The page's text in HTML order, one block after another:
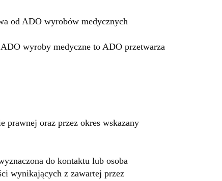
od ADO wyrobów medycznych
wyroby medyczne to ADO przetwarza
prawnej oraz przez okres wskazany
do kontaktu lub osoba
wynikających z zawartej przez